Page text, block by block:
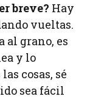
breve? Hay
vueltas.
al grano, es
y lo
cosas, sé
sea fácil